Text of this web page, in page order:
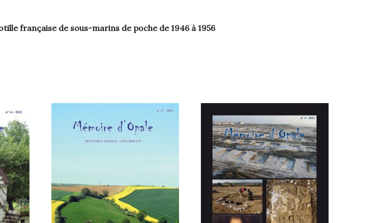
française de sous-marins de poche de 1946 à 1956